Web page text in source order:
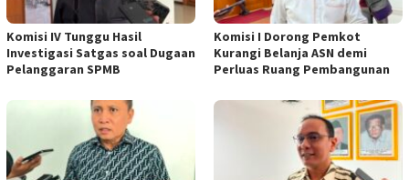
Komisi IV Tunggu Hasil
Investigasi Satgas soal Dugaan
Pelanggaran SPMB
Komisi I Dorong Pemkot
Kurangi Belanja ASN demi
Perluas Ruang Pembangunan